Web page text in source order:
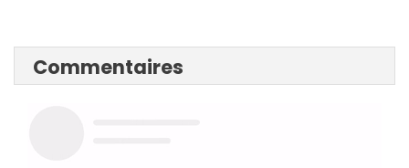
Commentaires